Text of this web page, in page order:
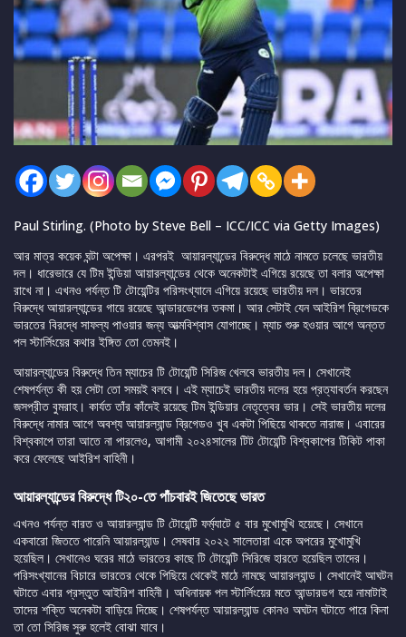
Paul Stirling. (Photo by Steve Bell – ICC/ICC via Getty Images)
আর মাত্র কয়েক ঘন্টা অপেক্ষা। এরপরই আয়ারল্যান্ডের বিরুদ্ধে মাঠে নামতে চলেছে ভারতীয়
দল। ধারেভারে যে টিম ইন্ডিয়া আয়ারল্যান্ডের থেকে অনেকটাই এগিয়ে রয়েছে তা বলার অপেক্ষা
রাখে না। এখনও পর্যন্ত টি টোয়েন্টির পরিসংখ্যানে এগিয়ে রয়েছে ভারতীয় দল। ভারতের
বিরুদ্ধে আয়ারল্যান্ডের গায়ে রয়েছে আন্ডারডেগের তকমা। আর সেটাই যেন আইরিশ ব্রিগেডকে
ভারতের বিরদ্ধে সাফল্য পাওয়ার জন্য আত্মবিশ্বাস যোগাচ্ছে। ম্যাচ শুরু হওয়ার আগে অন্তত
পল স্টার্লিংয়ের কথার ইঙ্গিত তো তেমনই।
আয়ারল্যান্ডের বিরুদ্ধে তিন ম্যাচের টি টোয়েন্টি সিরিজ খেলবে ভারতীয় দল। সেখানেই
শেষপর্যন্ত কী হয় সেটা তো সময়ই বলবে। এই ম্যাচেই ভারতীয় দলের হয়ে প্রত্যাবর্তন করছেন
জসপ্রীত বুমরাহ। কার্যত তাঁর কাঁদেই রয়েছে টিম ইন্ডিয়ার নেতৃত্বের ভার। সেই ভারতীয় দলের
বিরুদ্ধে নামার আগে অবশ্য আয়ারল্যান্ড ব্রিগেডও খুব একটা পিছিয়ে থাকতে নারাজ। এবারের
বিশ্বকাপে তারা আতে না পারলেও, আগামী ২০২৪সালের টিট টোয়েন্টি বিশ্বকাপের টিকিট পাকা
করে ফেলেছে আইরিশ বাহিনী।
আয়ারল্যান্ডের বিরুদ্ধে টি২০-তে পাঁচবারই জিতেছে ভারত
এখনও পর্যন্ত বারত ও আয়ারল্যান্ড টি টোয়েন্টি ফর্ম্যাটে ৫ বার মুখোমুখি হয়েছে। সেখানে
একবারো জিততে পারেনি আয়ারল্যান্ড। সেষবার ২০২২ সালেতারা একে অপরের মুখোমুখি
হয়েছিল। সেখানেও ঘরের মাঠে ভারতের কাছে টি টোয়েন্টি সিরিজে হারতে হয়েছিল তাদের।
পরিসংখ্যানের বিচারে ভারতের থেকে পিছিয়ে থেকেই মাঠে নামছে আয়ারল্যান্ড। সেখানেই আঘটন
ঘটাতে এবার প্রস্তুত আইরিশ বাহিনী। অধিনায়ক পল স্টার্লিংয়ের মতে আন্ডারডগ হয়ে নামাটাই
তাদের শক্তি অনেকটা বাড়িয়ে দিচ্ছে। শেষপর্যন্ত আয়ারল্যান্ড কোনও অঘটন ঘটাতে পারে কিনা
তা তো সিরিজ সুরু হলেই বোঝা যাবে।